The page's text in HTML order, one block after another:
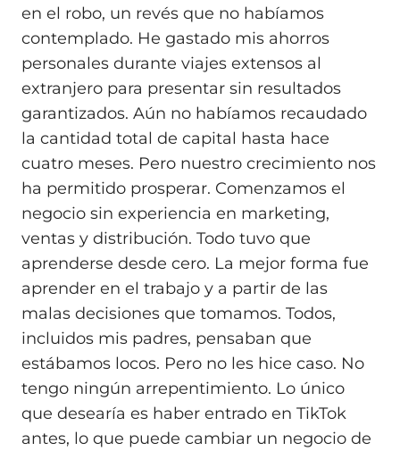
en el robo, un revés que no habíamos
contemplado. He gastado mis ahorros
personales durante viajes extensos al
extranjero para presentar sin resultados
garantizados. Aún no habíamos recaudado
la cantidad total de capital hasta hace
cuatro meses. Pero nuestro crecimiento nos
ha permitido prosperar. Comenzamos el
negocio sin experiencia en marketing,
ventas y distribución. Todo tuvo que
aprenderse desde cero. La mejor forma fue
aprender en el trabajo y a partir de las
malas decisiones que tomamos. Todos,
incluidos mis padres, pensaban que
estábamos locos. Pero no les hice caso. No
tengo ningún arrepentimiento. Lo único
que desearía es haber entrado en TikTok
antes, lo que puede cambiar un negocio de